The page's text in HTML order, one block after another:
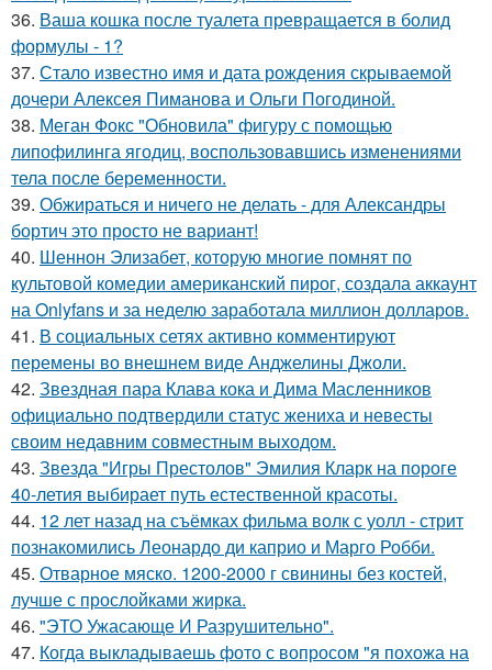
36. Ваша кошка после туалета превращается в болид
формулы - 1?
37. Стало известно имя и дата рождения скрываемой
дочери Алексея Пиманова и Ольги Погодиной.
38. Меган Фокс "Обновила" фигуру с помощью
липофилинга ягодиц, воспользовавшись изменениями
тела после беременности.
39. Обжираться и ничего не делать - для Александры
бортич это просто не вариант!
40. Шеннон Элизабет, которую многие помнят по
культовой комедии американский пирог, создала аккаунт
на Onlyfans и за неделю заработала миллион долларов.
41. В социальных сетях активно комментируют
перемены во внешнем виде Анджелины Джоли.
42. Звездная пара Клава кока и Дима Масленников
официально подтвердили статус жениха и невесты
своим недавним совместным выходом.
43. Звезда "Игры Престолов" Эмилия Кларк на пороге
40-летия выбирает путь естественной красоты.
44. 12 лет назад на съёмках фильма волк с уолл - стрит
познакомились Леонардо ди каприо и Марго Робби.
45. Отварное мяско. 1200-2000 г свинины без костей,
лучше с прослойками жирка.
46. "ЭТО Ужасающе И Разрушительно".
47. Когда выкладываешь фото с вопросом "я похожа на